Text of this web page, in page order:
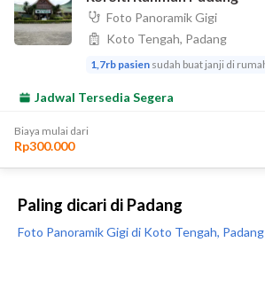
Paling dicari di Padang
Foto Panoramik Gigi di Koto Tengah, Padang